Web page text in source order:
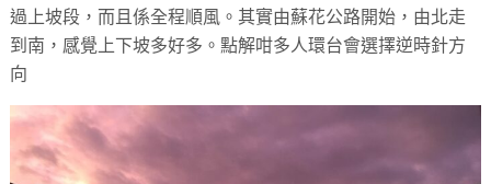
過上坡段，而且係全程順風。其實由蘇花公路開始，由北走
到南，感覺上下坡多好多。點解咁多人環台會選擇逆時針方
向